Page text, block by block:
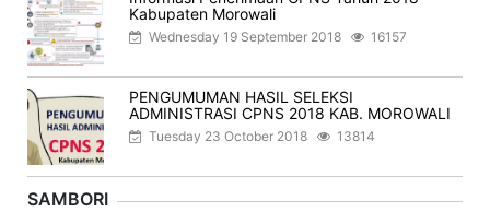
Kabupaten Morowali
Wednesday 19 September 2018 16157
PENGUMUMAN HASIL SELEKSI
ADMINISTRASI CPNS 2018 KAB. MOROWALI
Tuesday 23 October 2018 13814
SAMBORI